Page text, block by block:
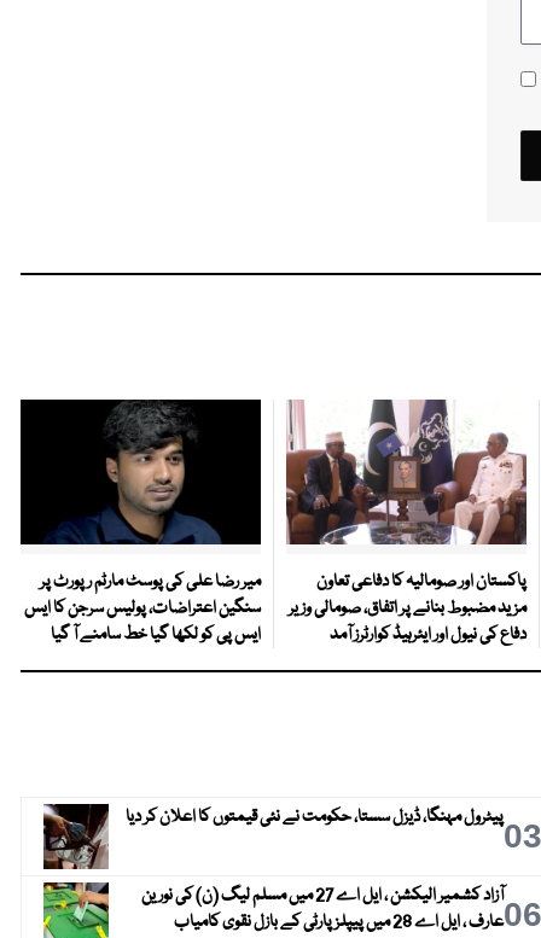
پاکستان اور صومالیہ کا دفاعی تعاون
مزید مضبوط بنانے پر اتفاق، صومالی وزیر
دفاع کی نیول اور ایئرہیڈ کوارٹرز آمد
میر رضا علی کی پوسٹ مارٹم رپورٹ پر
سنگین اعتراضات، پولیس سرجن کا ایس
ایس پی کو لکھا گیا خط سامنے آ گیا
03پیٹرول مہنگا، ڈیزل سستا، حکومت نے نئی قیمتوں کا اعلان کر دیا
06
آزاد کشمیر الیکشن ، ایل اے 27 میں مسلم لیگ (ن) کی نورین
عارف ، ایل اے 28 میں پیپلز پارٹی کے بازل نقوی کامیاب